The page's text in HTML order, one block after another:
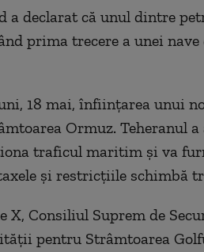
a declarat că unul dintre
prima trecere a unei
18 mai, înființarea unui
Ormuz. Teheranul
traficul maritim și va
și restricțiile schimbă
X, Consiliul Suprem de
pentru Strâmtoarea